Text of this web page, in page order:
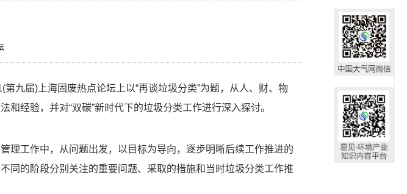
九届)上海固废热点论坛上以“再谈垃圾分类”为题，从人、财、物
经验，并对“双碳”新时代下的垃圾分类工作进行深入探讨。
理工作中，从问题出发，以目标为导向，逐步明晰后续工作推进的
同的阶段分别关注的重要问题、采取的措施和当时垃圾分类工作推